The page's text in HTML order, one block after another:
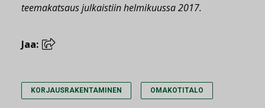
teemakatsaus julkaistiin helmikuussa 2017.
Jaa:
KORJAUSRAKENTAMINEN OMAKOTITALO